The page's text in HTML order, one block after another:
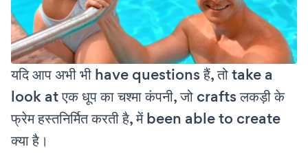
यदि आप अभी भी have questions हैं, तो take a
look at एक धूप का चश्मा कंपनी, जो crafts लकड़ी के
फ्रेम हस्तनिर्मित करती है, में been able to create
क्या है।